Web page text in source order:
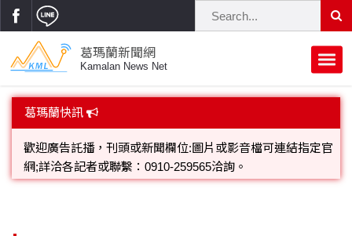
葛瑪蘭新聞網
Kamalan News Net
首頁
蘭陽大代誌
獨家新聞
政治焦點
葛瑪蘭快訊
歡迎廣告託播，刊頭或新聞欄位:圖片或影音檔可連結指定官
網;詳洽各記者或聯繫：0910-259565洽詢。